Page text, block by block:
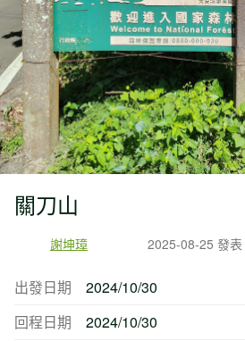
關刀山
謝坤璋 2025-08-25 發表
出發日期
2024/10/30
回程日期
2024/10/30